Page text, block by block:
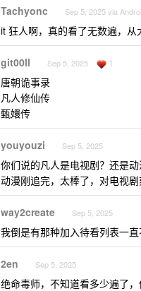
Tachyonc Sep 5, 2025 via
it 狂人啊，真的看了无数遍，从
git00ll Sep 5, 2025 1
唐朝诡事录
凡人修仙传
甄嬛传
youyouzi Sep 5, 2025
你们说的凡人是电视剧？还是动
动漫刚追完，太棒了，对电视
way2create Sep 5, 2025
我倒是有那种加入待看列表一
2en Sep 5, 2025
绝命毒师，不知道看多少遍了